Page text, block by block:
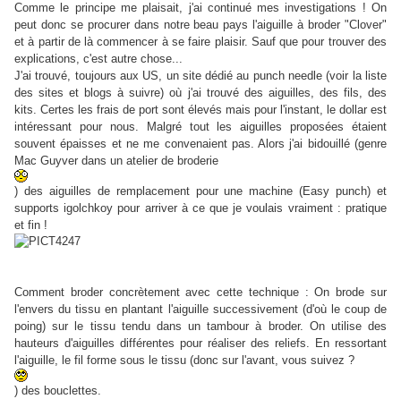
Comme le principe me plaisait, j'ai continué mes investigations ! On
peut donc se procurer dans notre beau pays l'aiguille à broder "Clover"
et à partir de là commencer à se faire plaisir. Sauf que pour trouver des
explications, c'est autre chose...
J'ai trouvé, toujours aux US, un site dédié au punch needle (voir la liste
des sites et blogs à suivre) où j'ai trouvé des aiguilles, des fils, des
kits. Certes les frais de port sont élevés mais pour l'instant, le dollar est
intéressant pour nous. Malgré tout les aiguilles proposées étaient
souvent épaisses et ne me convenaient pas. Alors j'ai bidouillé (genre
Mac Guyver dans un atelier de broderie
) des aiguilles de remplacement pour une machine (Easy punch) et
supports igolchkoy pour arriver à ce que je voulais vraiment : pratique
et fin !
Comment broder concrètement avec cette technique : On brode sur
l'envers du tissu en plantant l'aiguille successivement (d'où le coup de
poing) sur le tissu tendu dans un tambour à broder. On utilise des
hauteurs d'aiguilles différentes pour réaliser des reliefs. En ressortant
l'aiguille, le fil forme sous le tissu (donc sur l'avant, vous suivez ?
) des bouclettes.